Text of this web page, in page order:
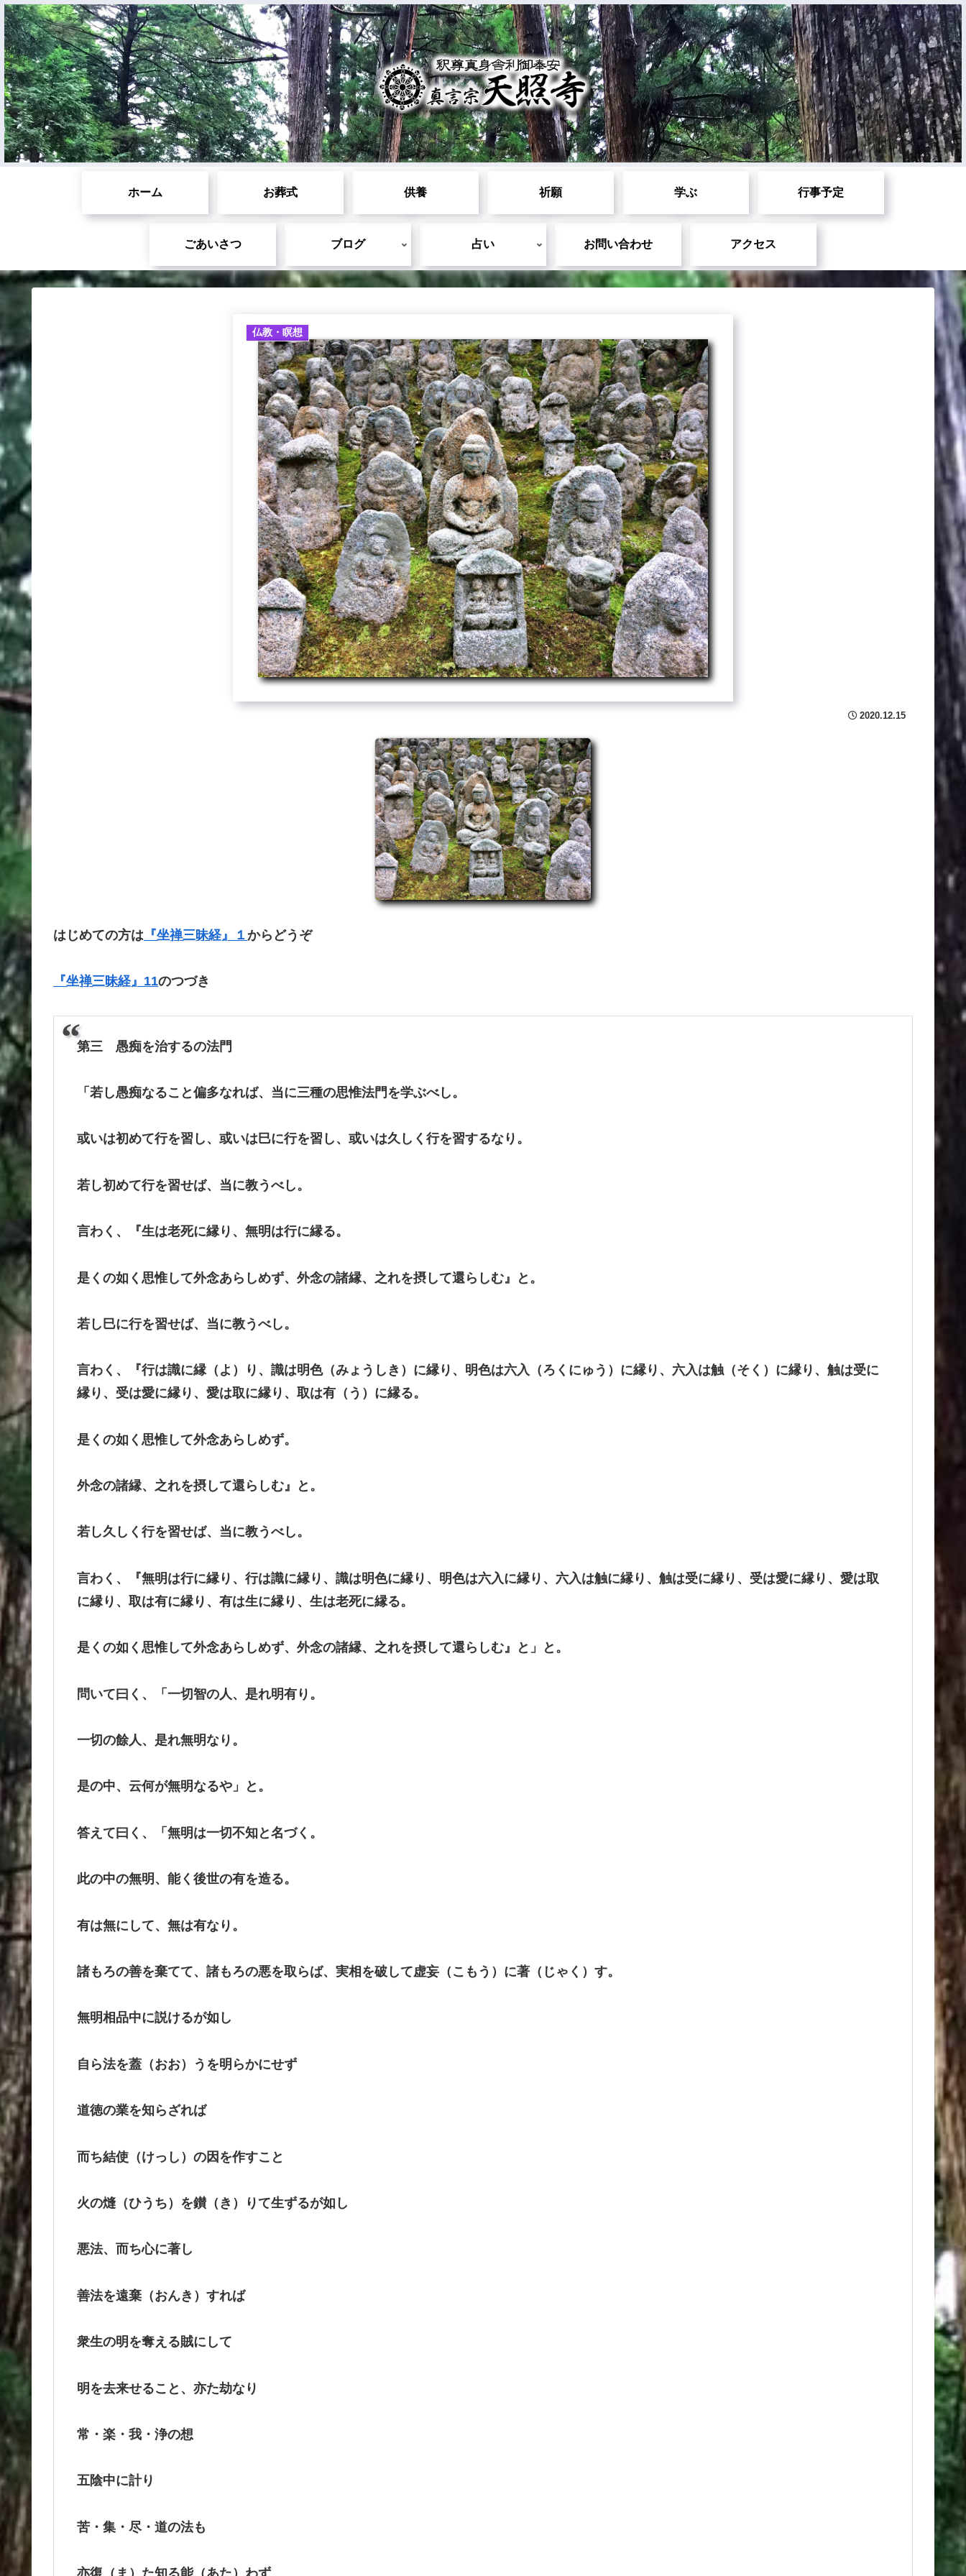
ホーム お葬式 供養 祈願 学ぶ 行事予定
ごあいさつ ブログ 占い お問い合わせ アクセス
仏教・瞑想
2020.12.15
はじめての方は 『坐禅三昧経』１ からどうぞ
『坐禅三昧経』11のつづき
第三 愚痴を治するの法門
「若し愚痴なること偏多なれば、当に三種の思惟法門を学ぶべし。
或いは初めて行を習し、或いは巳に行を習し、或いは久しく行を習するなり。
若し初めて行を習せば、当に教うべし。
言わく、『生は老死に縁り、無明は行に縁る。
是くの如く思惟して外念あらしめず、外念の諸縁、之れを摂して還らしむ』と。
若し巳に行を習せば、当に教うべし。
言わく、『行は識に縁（よ）り、識は明色（みょうしき）に縁り、明色は六入（ろくにゅう）に縁り、六入は触（そく）に縁り、触は受に
縁り、受は愛に縁り、愛は取に縁り、取は有（う）に縁る。
是くの如く思惟して外念あらしめず。
外念の諸縁、之れを摂して還らしむ』と。
若し久しく行を習せば、当に教うべし。
言わく、『無明は行に縁り、行は識に縁り、識は明色に縁り、明色は六入に縁り、六入は触に縁り、触は受に縁り、受は愛に縁り、愛は取
に縁り、取は有に縁り、有は生に縁り、生は老死に縁る。
是くの如く思惟して外念あらしめず、外念の諸縁、之れを摂して還らしむ』と」と。
問いて曰く、「一切智の人、是れ明有り。
一切の餘人、是れ無明なり。
是の中、云何が無明なるや」と。
答えて曰く、「無明は一切不知と名づく。
此の中の無明、能く後世の有を造る。
有は無にして、無は有なり。
諸もろの善を棄てて、諸もろの悪を取らば、実相を破して虚妄（こもう）に著（じゃく）す。
無明相品中に説けるが如し
自ら法を蓋（おお）うを明らかにせず
道徳の業を知らざれば
而ち結使（けっし）の因を作すこと
火の熢（ひうち）を鑚（き）りて生ずるが如し
悪法、而ち心に著し
善法を遠棄（おんき）すれば
衆生の明を奪える賊にして
明を去来せること、亦た劫なり
常・楽・我・浄の想
五陰中に計り
苦・集・尽・道の法も